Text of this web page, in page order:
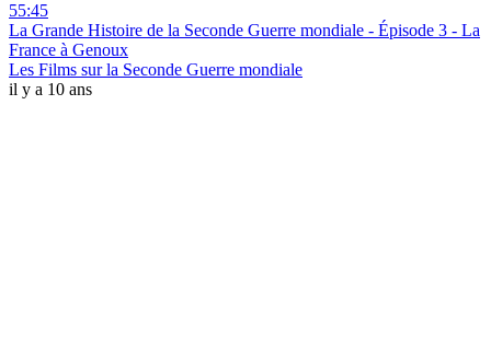
55:45
La Grande Histoire de la Seconde Guerre mondiale - Épisode 3 - La
France à Genoux
Les Films sur la Seconde Guerre mondiale
il y a 10 ans